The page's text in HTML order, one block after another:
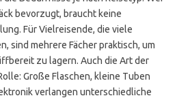
bevorzugt, braucht keine
Für Vielreisende, die viele
sind mehrere Fächer praktisch, um
zu lagern. Auch die Art der
Große Flaschen, kleine Tuben
verlangen unterschiedliche